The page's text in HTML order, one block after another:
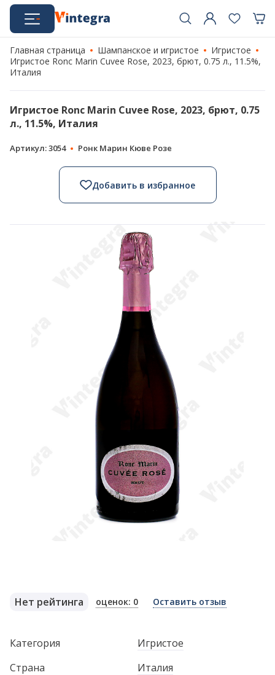
Главная страница Шампанское и игристое
Игристое
Игристое Ronc Marin Cuvee Rose, 2023, брют, 0.75 л., 11.5%,
Италия
Игристое Ronc Marin Cuvee Rose, 2023, брют, 0.75
л., 11.5%, Италия
Артикул: 3054 Ронк Марин Кюве Розе
Добавить в избранное
Нет рейтинга оценок: 0 Оставить отзыв
Категория
Игристое
Страна
Италия